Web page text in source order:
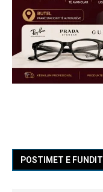
POSTIMET E FUNDIT